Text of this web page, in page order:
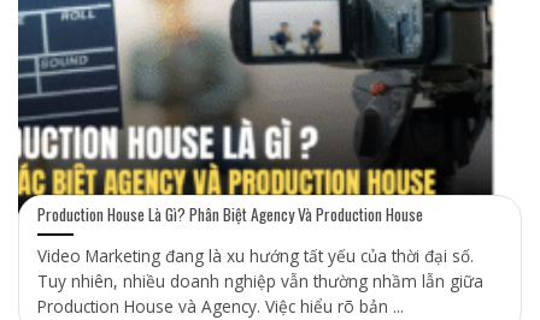
Production House Là Gì? Phân Biệt Agency Và Production House
Video Marketing đang là xu hướng tất yếu của thời đại số.
Tuy nhiên, nhiều doanh nghiệp vẫn thường nhầm lẫn giữa
Production House và Agency. Việc hiểu rõ bản ...